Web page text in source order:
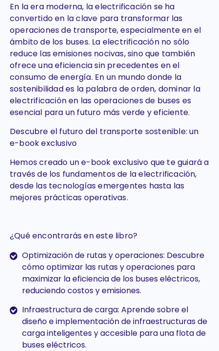
En la era moderna, la electrificación se ha
convertido en la clave para transformar las
operaciones de transporte, especialmente en el
ámbito de los buses. La electrificación no sólo
reduce las emisiones nocivas, sino que también
ofrece una eficiencia sin precedentes en el
consumo de energía. En un mundo donde la
sostenibilidad es la palabra de orden, dominar la
electrificación en las operaciones de buses es
esencial para un futuro más verde y eficiente.
Descubre el futuro del transporte sostenible: un
e-book exclusivo
Hemos creado un e-book exclusivo que te guiará a
través de los fundamentos de la electrificación,
desde las tecnologías emergentes hasta las
mejores prácticas operativas.
¿Qué encontrarás en este libro?
Optimización de rutas y operaciones: Descubre
cómo optimizar las rutas y operaciones para
maximizar la eficiencia de los buses eléctricos,
reduciendo costos y emisiones.
Infraestructura de carga: Aprende sobre el
diseño e implementación de infraestructuras de
carga inteligentes y accesible para una flota de
buses eléctricos.